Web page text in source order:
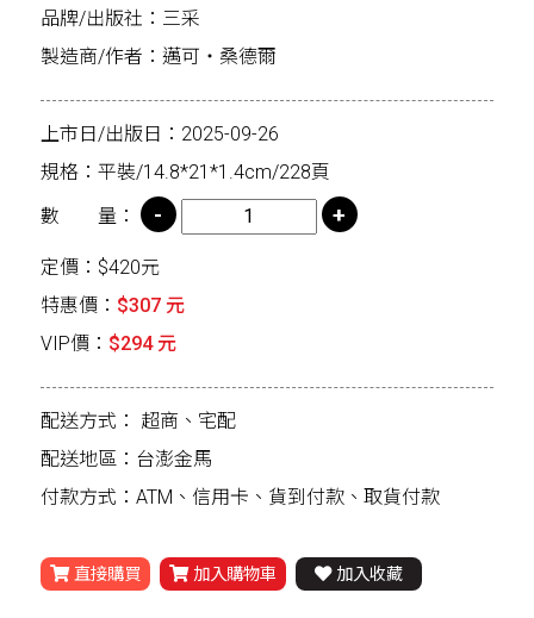
品牌/出版社：三采
製造商/作者：邁可‧桑德爾
上市日/出版日：2025-09-26
規格：平裝/14.8*21*1.4cm/228頁
數 量：
定價：$420元
特惠價： $307 元
VIP價： $294 元
配送方式： 超商、宅配
配送地區：台澎金馬
付款方式：ATM、信用卡、貨到付款、取貨付款
直接購買 加入購物車 加入收藏